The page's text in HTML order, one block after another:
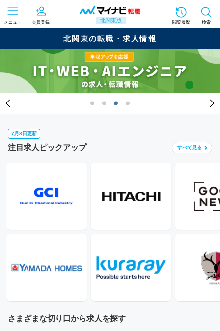
北関東版
メニュー 会員登録 閲覧履歴 検索
北関東の転職・求人情報
注目求人ピックアップ
7月8日更新
すべて見る
さまざまな切り口から求人を探す